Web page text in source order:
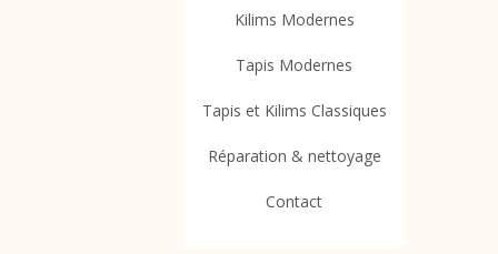
Kilims Modernes
Tapis Modernes
Tapis et Kilims Classiques
Réparation & nettoyage
Contact